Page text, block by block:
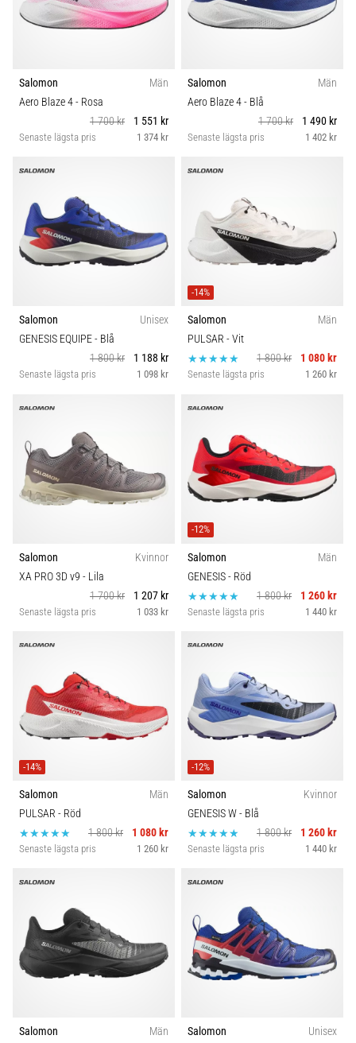
Salomon
Män
Aero Blaze 4- Rosa
1 700 kr
1 551 kr
Senaste lägsta pris 1 374 kr
Salomon
Män
Aero Blaze 4- Blå
1 700 kr
1 490 kr
Senaste lägsta pris 1 402 kr
Salomon
Unisex
GENESIS EQUIPE- Blå
1 800 kr
1 188 kr
Senaste lägsta pris 1 098 kr
-14%
Salomon
Män
PULSAR - Vit
1 800 kr
1 080 kr
Senaste lägsta pris 1 260 kr
Salomon
Kvinnor
XA PRO 3D v9 - Lila
1 700 kr
1 207 kr
Senaste lägsta pris 1 033 kr
-12%
Salomon
Män
GENESIS- Röd
1 800 kr
1 260 kr
Senaste lägsta pris 1 440 kr
-14%
Salomon
Män
PULSAR - Röd
1 800 kr
1 080 kr
Senaste lägsta pris 1 260 kr
-12%
Salomon
Kvinnor
GENESIS W- Blå
1 800 kr
1 260 kr
Senaste lägsta pris 1 440 kr
Salomon
Män
Salomon
Unisex